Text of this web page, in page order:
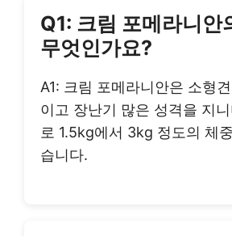
Q1: 크림 포메라니안
무엇인가요?
A1: 크림 포메라니안은 소형
이고 장난기 많은 성격을 지
로 1.5kg에서 3kg 정도의 체
습니다.